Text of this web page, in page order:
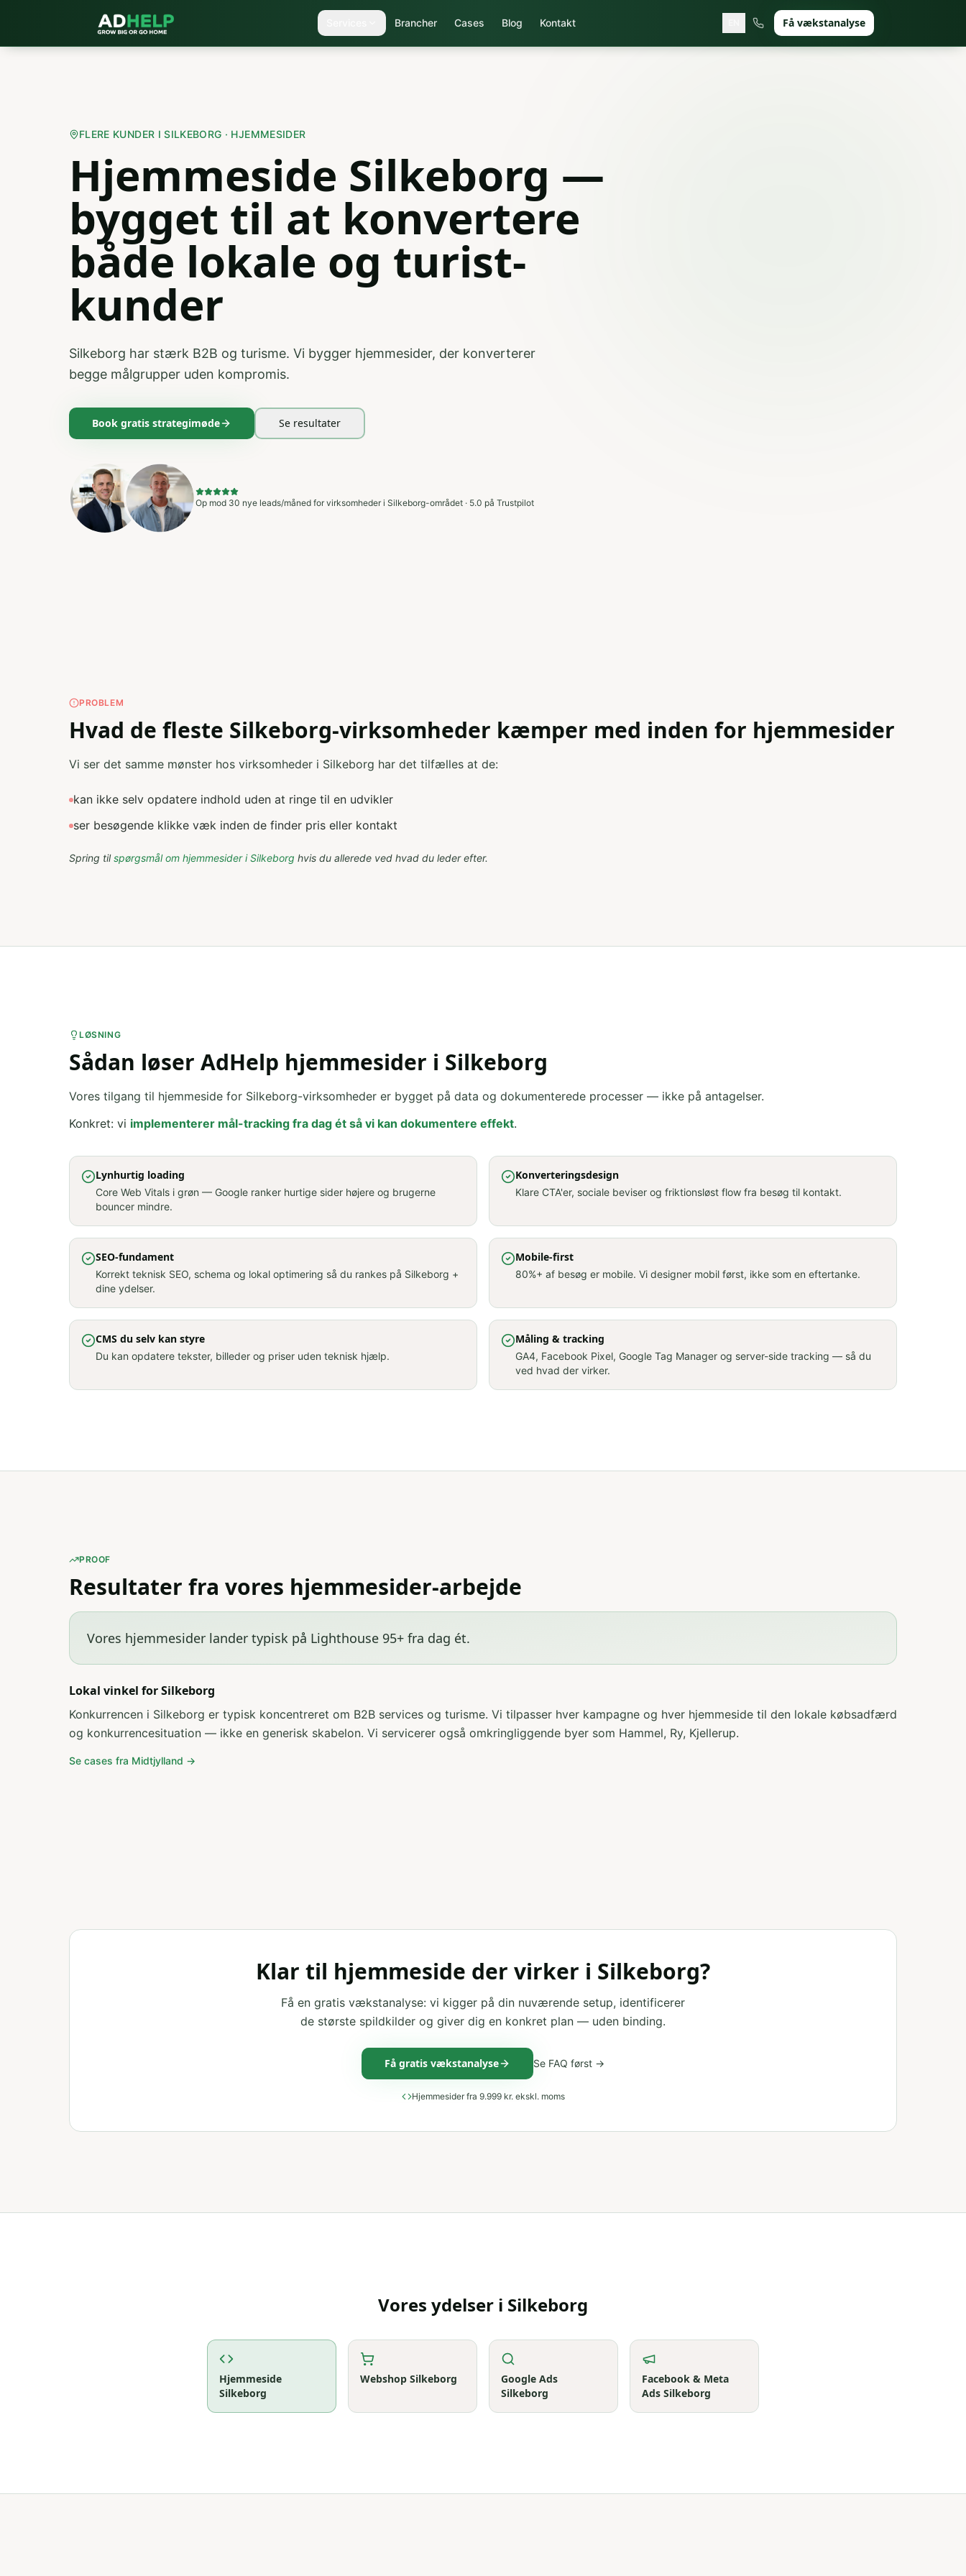
Brancher Cases Blog Kontakt Få vækstanalyse
FLERE KUNDER I SILKEBORG · HJEMMESIDER
Hjemmeside Silkeborg —
bygget til at konvertere
både lokale og turist-
kunder
Silkeborg har stærk B2B og turisme. Vi bygger hjemmesider, der konverterer
begge målgrupper uden kompromis.
Book gratis strategimøde Se resultater
Op mod 30 nye leads/måned for virksomheder i Silkeborg-området · 5.0 på Trustpilot
PROBLEM
Hvad de fleste Silkeborg-virksomheder kæmper med inden for hjemmesider
Vi ser det samme mønster hos virksomheder i Silkeborg har det tilfælles at de:
kan ikke selv opdatere indhold uden at ringe til en udvikler
ser besøgende klikke væk inden de finder pris eller kontakt
Spring tilspørgsmål om hjemmesideriSilkeborg hvis du allerede ved hvad du leder efter.
LØSNING
Sådan løser AdHelp hjemmesider i Silkeborg
Vores tilgang til hjemmeside for Silkeborg-virksomheder er bygget på data og dokumenterede processer — ikke på antagelser.
Konkret: vi implementerer mål-tracking fra dag ét så vi kan dokumentere effekt.
Lynhurtig loading
Core Web Vitals i grøn — Google ranker hurtige sider højere og brugerne
bouncer mindre.
Konverteringsdesign
Klare CTA'er, sociale beviser og friktionsløst flow fra besøg til kontakt.
SEO-fundament
Korrekt teknisk SEO, schema og lokal optimering så du rankes på Silkeborg +
dine ydelser.
Mobile-first
80%+ af besøg er mobile. Vi designer mobil først, ikke som en eftertanke.
CMS du selv kan styre
Du kan opdatere tekster, billeder og priser uden teknisk hjælp.
Måling & tracking
GA4, Facebook Pixel, Google Tag Manager og server-side tracking — så du
ved hvad der virker.
PROOF
Resultater fra vores hjemmesider-arbejde
Vores hjemmesider lander typisk på Lighthouse 95+ fra dag ét.
Lokal vinkel forSilkeborg
Konkurrencen i Silkeborg er typisk koncentreret om B2B services og turisme. Vi tilpasser hver kampagne og hver hjemmeside til den lokale købsadfærd
og konkurrencesituation — ikke en generisk skabelon. Vi servicerer også omkringliggende byer som Hammel, Ry, Kjellerup.
Se cases fra Midtjylland →
Klar til hjemmeside der virker i Silkeborg?
Få en gratis vækstanalyse: vi kigger på din nuværende setup, identificerer
de største spildkilder og giver dig en konkret plan — uden binding.
Få gratis vækstanalyse Se FAQ først →
Hjemmesider fra 9.999 kr. ekskl. moms
Vores ydelser i Silkeborg
Hjemmeside
Silkeborg
Webshop Silkeborg
Google Ads
Silkeborg
Facebook & Meta
Ads Silkeborg